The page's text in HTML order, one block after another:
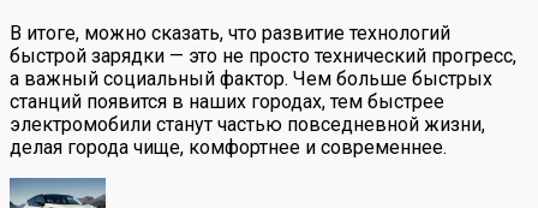
В итоге, можно сказать, что развитие технологий
быстрой зарядки — это не просто технический прогресс,
а важный социальный фактор. Чем больше быстрых
станций появится в наших городах, тем быстрее
электромобили станут частью повседневной жизни,
делая города чище, комфортнее и современнее.